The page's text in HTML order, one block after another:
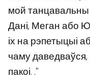
мой танцавальны
Дані, Меган або
іх на рэпетыцыі
чаму даведваўся,
пакоі. .”